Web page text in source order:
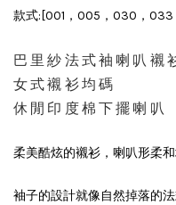
款式:[001，005，030，
巴里紗法式袖喇叭襯
女式襯衫均碼
休閒印度棉下擺喇叭
柔美酷炫的襯衫，喇叭形柔和
袖子的設計就像自然掉落的